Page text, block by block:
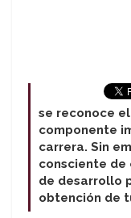
se reconoce
componente
carrera. Sin
consciente
de desarrollo
obtención de